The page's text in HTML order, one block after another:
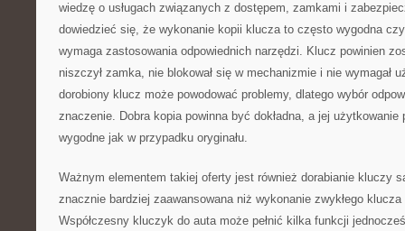
wiedzę o usługach związanych z dostępem, zamkami i
dowiedzieć się, że wykonanie kopii klucza to często wygodna
wymaga zastosowania odpowiednich narzędzi. Klucz powinien
niszczył zamka, nie blokował się w mechanizmie i nie wymagał
dorobiony klucz może powodować problemy, dlatego wybór
znaczenie. Dobra kopia powinna być dokładna, a jej
wygodne jak w przypadku oryginału.
Ważnym elementem takiej oferty jest również dorabianie kluczy
znacznie bardziej zaawansowana niż wykonanie zwykłego
Współczesny kluczyk do auta może pełnić kilka funkcji